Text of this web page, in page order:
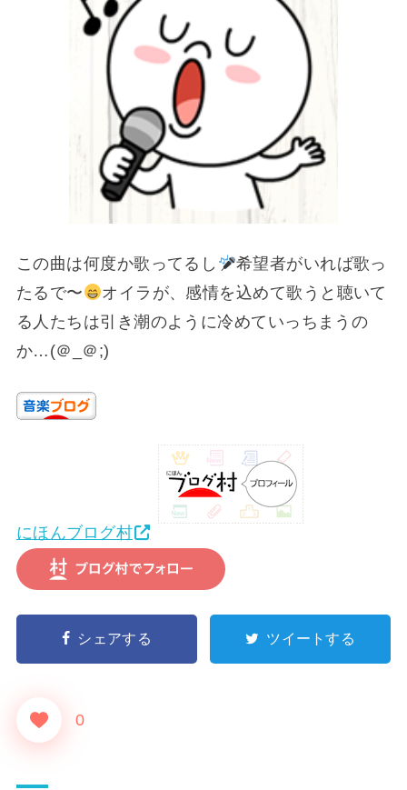
この曲は何度か歌ってるし
希望者がいれば歌っ
たるで〜
オイラが、感情を込めて歌うと聴いて
る人たちは引き潮のように冷めていっちまうの
か…(＠_＠;)
にほんブログ村
シェアする ツイートする
0